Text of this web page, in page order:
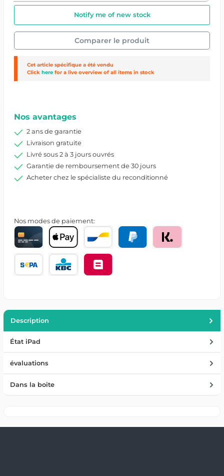
Notify me of new stock
Comparer le produit
Cet article spécifique a été vendu
Clickhere for a live overview of all items in stock
Nos avantages
2 ans de garantie
Livraison gratuite
Livré sous 2 à 3 jours ouvrés
Garantie de remboursement de 30 jours
Acheter chez le spécialiste du reconditionné
Nos modes de paiement:
Description
État iPad
évaluations
Dans la boite